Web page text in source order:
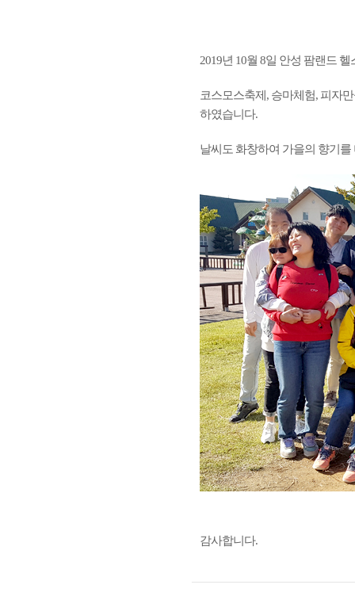
2019년 10월 8일 안성 팜랜드
코스모스축제, 승마체험, 피자
하였습니다.
날씨도 화창하여 가을의 향기
감사합니다.